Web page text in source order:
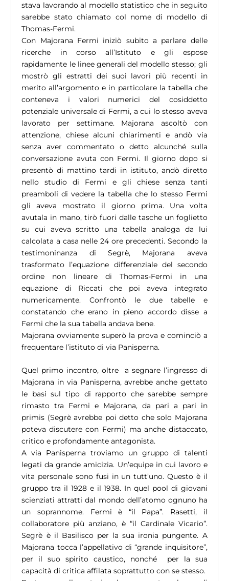
stava lavorando al modello statistico che in seguito
sarebbe stato chiamato col nome di modello di
Thomas-Fermi.
Con Majorana Fermi iniziò subito a parlare delle
ricerche in corso all’Istituto e gli espose
rapidamente le linee generali del modello stesso; gli
mostrò gli estratti dei suoi lavori più recenti in
merito all’argomento e in particolare la tabella che
conteneva i valori numerici del cosiddetto
potenziale universale di Fermi, a cui lo stesso aveva
lavorato per settimane. Majorana ascoltò con
attenzione, chiese alcuni chiarimenti e andò via
senza aver commentato o detto alcunché sulla
conversazione avuta con Fermi. Il giorno dopo si
presentò di mattino tardi in istituto, andò diretto
nello studio di Fermi e gli chiese senza tanti
preamboli di vedere la tabella che lo stesso Fermi
gli aveva mostrato il giorno prima. Una volta
avutala in mano, tirò fuori dalle tasche un foglietto
su cui aveva scritto una tabella analoga da lui
calcolata a casa nelle 24 ore precedenti. Secondo la
testimoninanza di Segrè, Majorana aveva
trasformato l’equazione differenziale del secondo
ordine non lineare di Thomas-Fermi in una
equazione di Riccati che poi aveva integrato
numericamente. Confrontò le due tabelle e
constatando che erano in pieno accordo disse a
Fermi che la sua tabella andava bene.
Majorana ovviamente superò la prova e cominciò a
frequentare l’istituto di via Panisperna.
Quel primo incontro, oltre a segnare l’ingresso di
Majorana in via Panisperna, avrebbe anche gettato
le basi sul tipo di rapporto che sarebbe sempre
rimasto tra Fermi e Majorana, da pari a pari in
primis (Segrè avrebbe poi detto che solo Majorana
poteva discutere con Fermi) ma anche distaccato,
critico e profondamente antagonista.
A via Panisperna troviamo un gruppo di talenti
legati da grande amicizia. Un’equipe in cui lavoro e
vita personale sono fusi in un tutt’uno. Questo è il
gruppo tra il 1928 e il 1938. In quel pool di giovani
scienziati attratti dal mondo dell’atomo ognuno ha
un soprannome. Fermi è “il Papa”. Rasetti, il
collaboratore più anziano, è “il Cardinale Vicario”.
Segrè è il Basilisco per la sua ironia pungente. A
Majorana tocca l’appellativo di “grande inquisitore”,
per il suo spirito caustico, nonché per la sua
capacità di critica affilata soprattutto con se stesso.